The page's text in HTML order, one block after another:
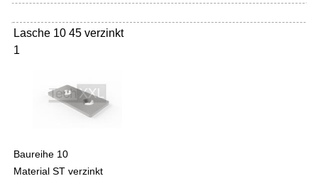
Lasche 10 45 verzinkt
1
Baureihe 10
Material ST verzinkt